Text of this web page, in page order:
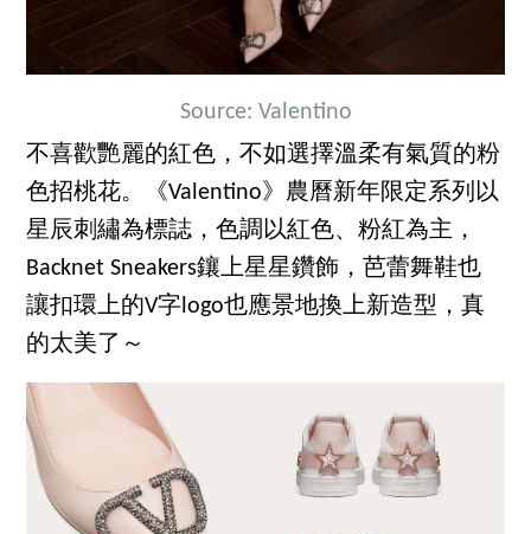
Source: Valentino
不喜歡艷麗的紅色，不如選擇溫柔有氣質的粉
色招桃花。《Valentino》農曆新年限定系列以
星辰刺繡為標誌，色調以紅色、粉紅為主，
Backnet Sneakers鑲上星星鑽飾，芭蕾舞鞋也
讓扣環上的V字logo也應景地換上新造型，真
的太美了～